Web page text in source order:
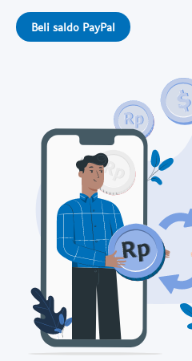
Beli saldo PayPal